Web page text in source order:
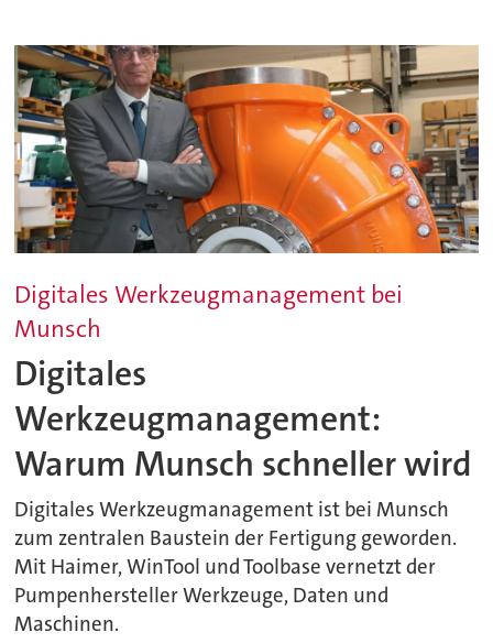
Digitales Werkzeugmanagement bei
Munsch
Digitales
Werkzeugmanagement:
Warum Munsch schneller wird
Digitales Werkzeugmanagement ist bei Munsch
zum zentralen Baustein der Fertigung geworden.
Mit Haimer, WinTool und Toolbase vernetzt der
Pumpenhersteller Werkzeuge, Daten und
Maschinen.